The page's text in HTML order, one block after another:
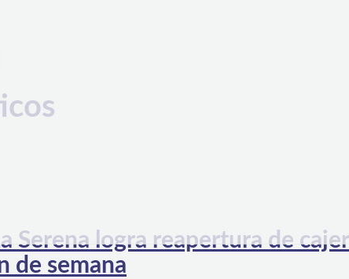
Serena logra reapertura de
de semana